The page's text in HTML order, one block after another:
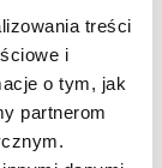
treści
i
o tym, jak
partnerom
n.1 LD con
SEASONS AUTUMN